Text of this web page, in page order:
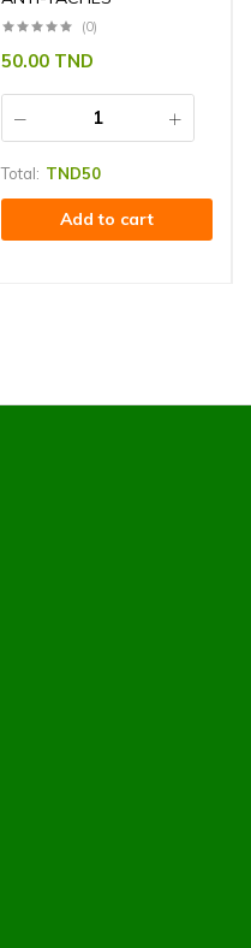
(0)
50.00 TND
Total: TND50
Add to cart